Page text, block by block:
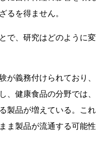
るを得ません。
、研究はどのように変
義務付けられており、
、健康食品の分野では、
製品が増えている。これ
ま製品が流通する可能性